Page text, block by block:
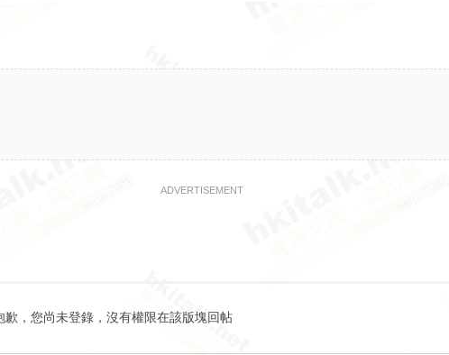
ADVERTISEMENT
歉，您尚未登錄，沒有權限在該版塊回帖